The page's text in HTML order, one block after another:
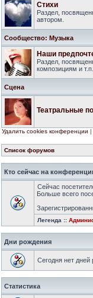
Стихи
Раздел,
автором.
Сообщество: Музыка
Наши
Раздел,
композициям и т.п.
Сцена
Театральные
Удалить cookies конференции |
Список форумов
Кто сейчас на
Сейчас
Больше всего
Легенда ::
Дни рождения
Сегодня нет дней
Статистика